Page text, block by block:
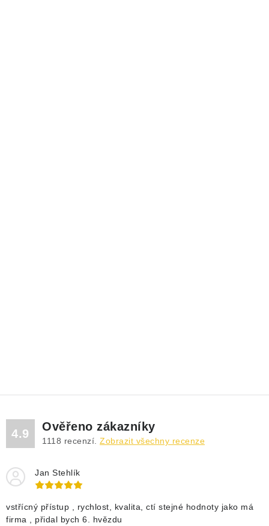
4.9
Ověřeno zákazníky
1118 recenzí. Zobrazit všechny recenze
Jan Stehlík
vstřícný přístup , rychlost, kvalita, ctí stejné hodnoty jako má
firma , přidal bych 6. hvězdu